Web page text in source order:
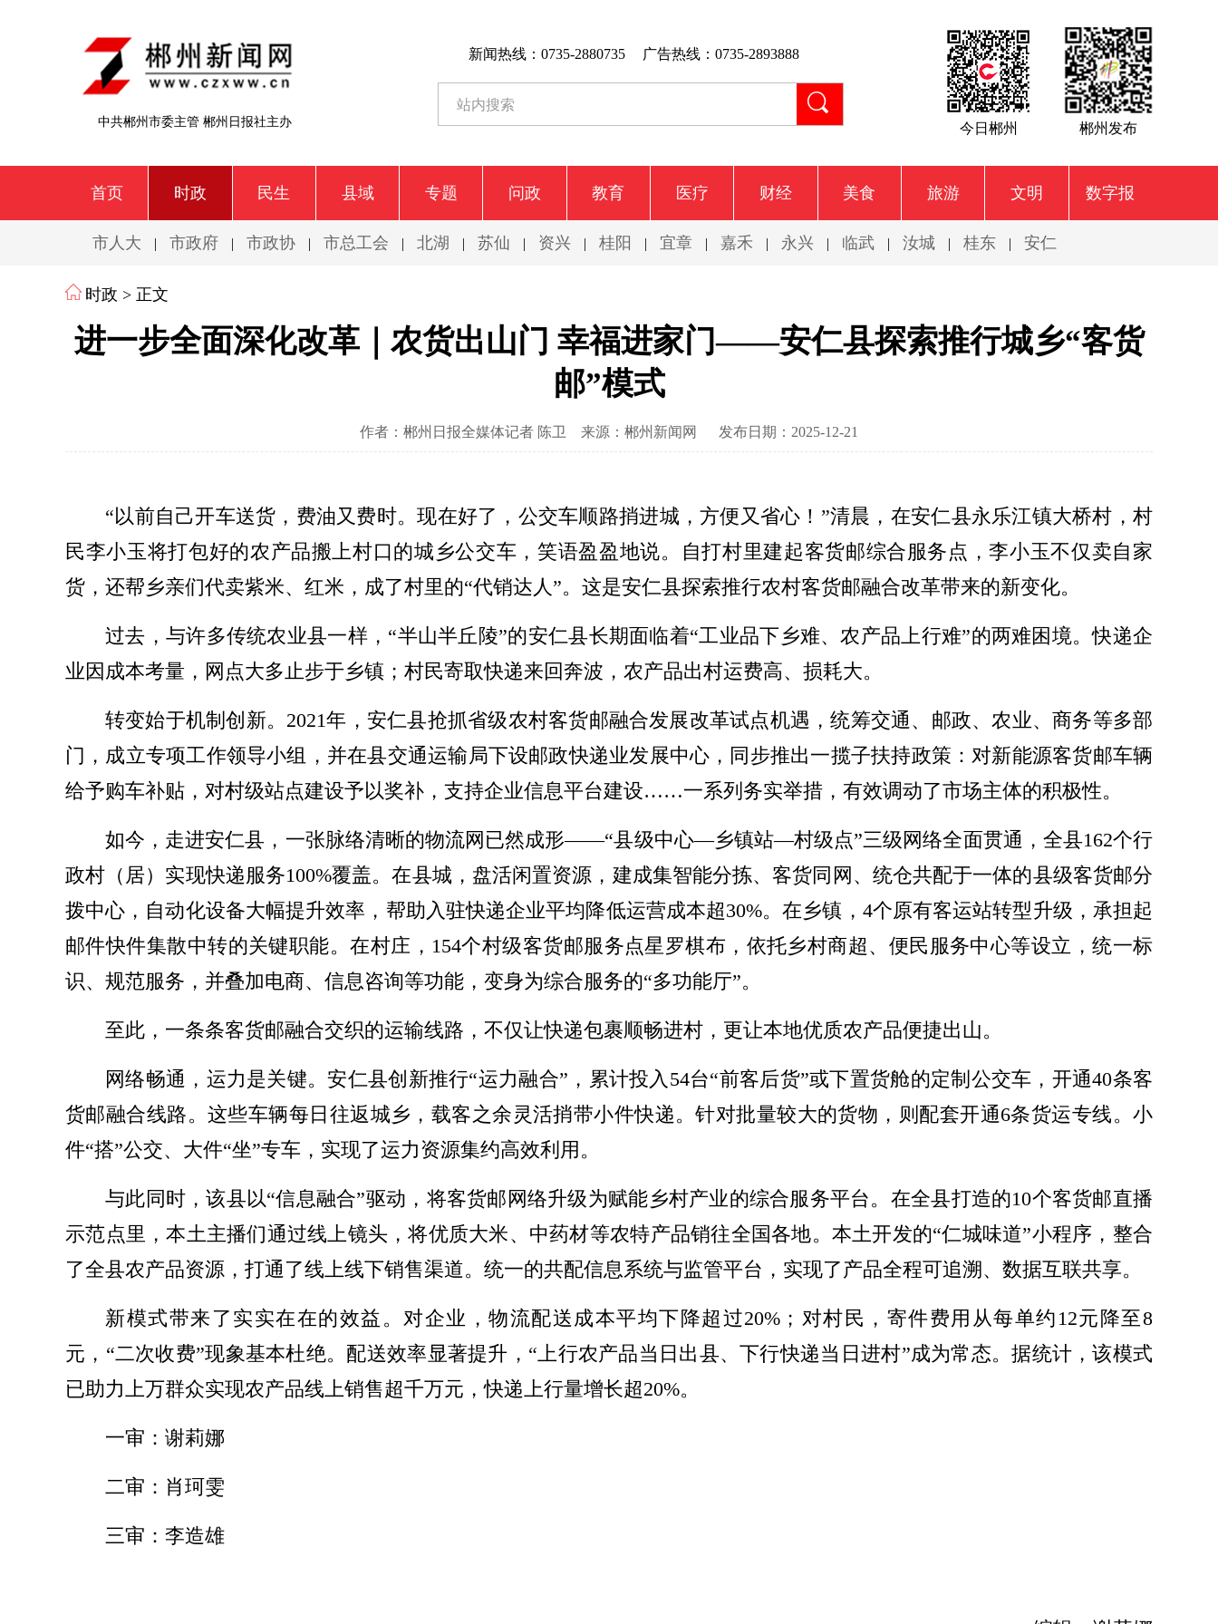
中共郴州市委主管 郴州日报社主办
新闻热线：0735-2880735 广告热线：0735-2893888
今日郴州 郴州发布
首页 时政 民生 县域 专题 问政 教育 医疗 财经 美食 旅游 文明 数字报
市人大 | 市政府 | 市政协 | 市总工会 | 北湖 | 苏仙 | 资兴 | 桂阳 | 宜章 | 嘉禾 | 永兴 | 临武 | 汝城 | 桂东 | 安仁
时政 > 正文
进一步全面深化改革｜农货出山门 幸福进家门——安仁县探索推行城乡“客货
邮”模式
作者：郴州日报全媒体记者 陈卫 来源：郴州新闻网 发布日期：2025-12-21
“以前自己开车送货，费油又费时。现在好了，公交车顺路捎进城，方便又省心！”清晨，在安仁县永乐江镇大桥村，村
民李小玉将打包好的农产品搬上村口的城乡公交车，笑语盈盈地说。自打村里建起客货邮综合服务点，李小玉不仅卖自家
货，还帮乡亲们代卖紫米、红米，成了村里的“代销达人”。这是安仁县探索推行农村客货邮融合改革带来的新变化。
过去，与许多传统农业县一样，“半山半丘陵”的安仁县长期面临着“工业品下乡难、农产品上行难”的两难困境。快递企
业因成本考量，网点大多止步于乡镇；村民寄取快递来回奔波，农产品出村运费高、损耗大。
转变始于机制创新。2021年，安仁县抢抓省级农村客货邮融合发展改革试点机遇，统筹交通、邮政、农业、商务等多部
门，成立专项工作领导小组，并在县交通运输局下设邮政快递业发展中心，同步推出一揽子扶持政策：对新能源客货邮车辆
给予购车补贴，对村级站点建设予以奖补，支持企业信息平台建设……一系列务实举措，有效调动了市场主体的积极性。
如今，走进安仁县，一张脉络清晰的物流网已然成形——“县级中心—乡镇站—村级点”三级网络全面贯通，全县162个行
政村（居）实现快递服务100%覆盖。在县城，盘活闲置资源，建成集智能分拣、客货同网、统仓共配于一体的县级客货邮分
拨中心，自动化设备大幅提升效率，帮助入驻快递企业平均降低运营成本超30%。在乡镇，4个原有客运站转型升级，承担起
邮件快件集散中转的关键职能。在村庄，154个村级客货邮服务点星罗棋布，依托乡村商超、便民服务中心等设立，统一标
识、规范服务，并叠加电商、信息咨询等功能，变身为综合服务的“多功能厅”。
至此，一条条客货邮融合交织的运输线路，不仅让快递包裹顺畅进村，更让本地优质农产品便捷出山。
网络畅通，运力是关键。安仁县创新推行“运力融合”，累计投入54台“前客后货”或下置货舱的定制公交车，开通40条客
货邮融合线路。这些车辆每日往返城乡，载客之余灵活捎带小件快递。针对批量较大的货物，则配套开通6条货运专线。小
件“搭”公交、大件“坐”专车，实现了运力资源集约高效利用。
与此同时，该县以“信息融合”驱动，将客货邮网络升级为赋能乡村产业的综合服务平台。在全县打造的10个客货邮直播
示范点里，本土主播们通过线上镜头，将优质大米、中药材等农特产品销往全国各地。本土开发的“仁城味道”小程序，整合
了全县农产品资源，打通了线上线下销售渠道。统一的共配信息系统与监管平台，实现了产品全程可追溯、数据互联共享。
新模式带来了实实在在的效益。对企业，物流配送成本平均下降超过20%；对村民，寄件费用从每单约12元降至8
元，“二次收费”现象基本杜绝。配送效率显著提升，“上行农产品当日出县、下行快递当日进村”成为常态。据统计，该模式
已助力上万群众实现农产品线上销售超千万元，快递上行量增长超20%。
一审：谢莉娜
二审：肖珂雯
三审：李造雄